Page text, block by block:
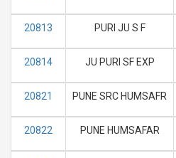
20813 PURI JU S F
20814 JU PURI SF EXP
20821 PUNE SRC HUMSAFR
20822 PUNE HUMSAFAR